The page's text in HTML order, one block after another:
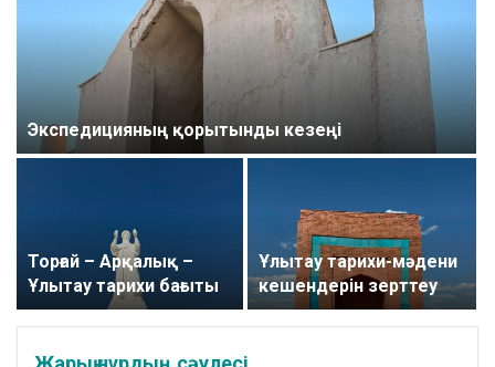
Экспедицияның қорытынды кезеңі
Торғай – Арқалық –
Ұлытау тарихи бағыты
Ұлытау тарихи-мәдени
кешендерін зерттеу